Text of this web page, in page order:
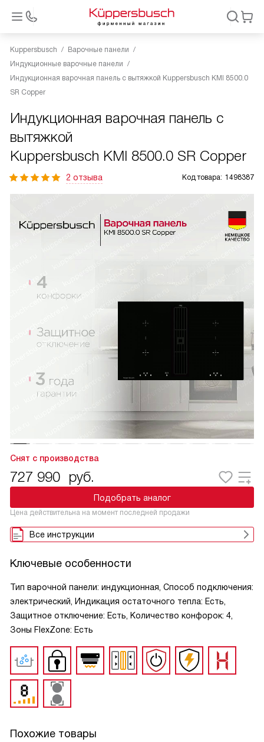
Kuppersbusch
Варочные панели
Индукционные варочные панели
Индукционная варочная панель с вытяжкой Kuppersbusch KMI 8500.0
SR Copper
Индукционная варочная панель с
вытяжкой
Kuppersbusch KMI 8500.0 SR Copper
2 отзыва Код товара: 1498387
Снят с производства
727 990 руб.
Подобрать аналог
Цена действительна на момент последней продажи
Все инструкции
Ключевые особенности
Тип варочной панели: индукционная, Способ подключения:
электрический, Индикация остаточного тепла: Есть,
Защитное отключение: Есть, Количество конфорок: 4,
Зоны FlexZone: Есть
Похожие товары